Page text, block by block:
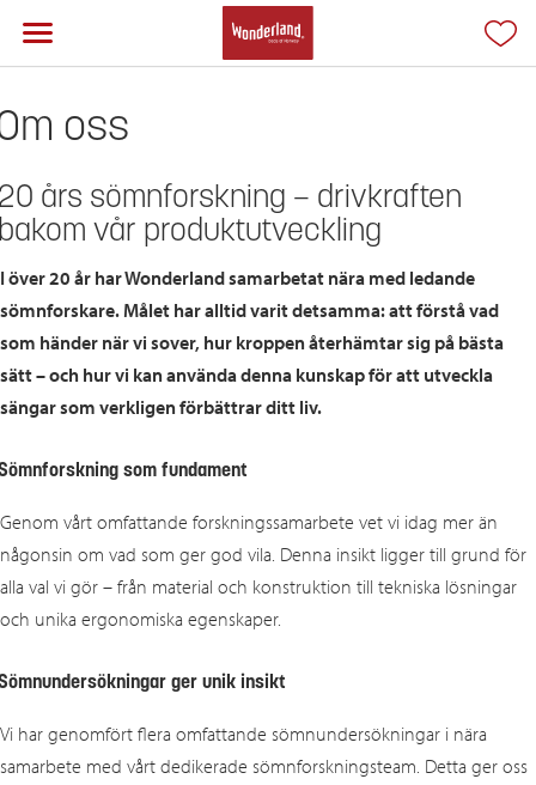
oss
års sömnforskning – drivkraften
vår produktutveckling
I över 20 år har Wonderland samarbetat nära med ledande
sömnforskare. Målet har alltid varit detsamma: att förstå vad
som händer när vi sover, hur kroppen återhämtar sig på bästa
sätt – och hur vi kan använda denna kunskap för att utveckla
sängar som verkligen förbättrar ditt liv.
som fundament
Genom vårt omfattande forskningssamarbete vet vi idag mer än
någonsin om vad som ger god vila. Denna insikt ligger till grund för
alla val vi gör – från material och konstruktion till tekniska lösningar
och unika ergonomiska egenskaper.
ger unik insikt
Vi har genomfört flera omfattande sömnundersökningar i nära
samarbete med vårt dedikerade sömnforskningsteam. Detta ger oss